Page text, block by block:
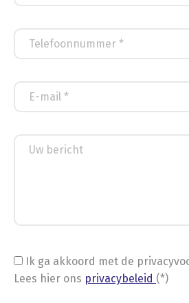
Ik ga akkoord met de
Lees hier ons privacybeleid (*)